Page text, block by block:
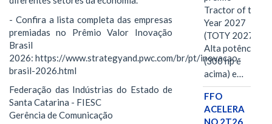
- Confira a lista completa das empresas
premiadas no Prêmio Valor Inovação
Brasil
2026: https://www.strategyand.pwc.com/br/pt/inovacao-
brasil-2026.html
Federação das Indústrias do Estado de
Santa Catarina - FIESC
Gerência de Comunicação
Tractor of the
Year 2027
(TOTY 2027:
Alta potência
(300 hp e
acima) e…
FFO
ACELERA
NO 2T26